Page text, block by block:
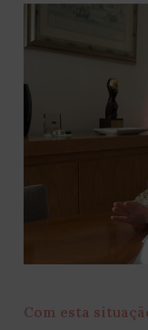
Com esta